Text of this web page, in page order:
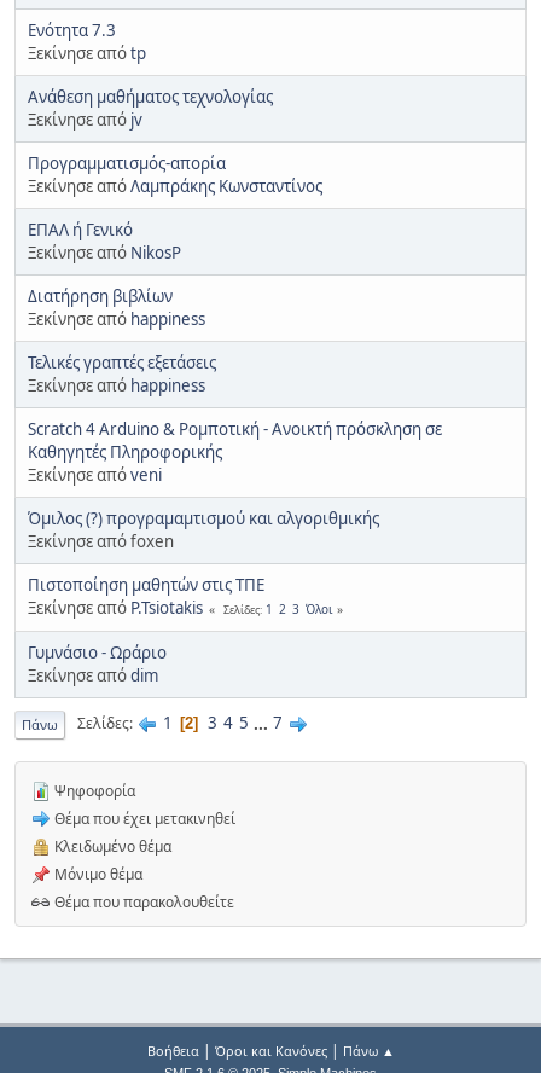
Ενότητα 7.3
Ξεκίνησε απόtp
Ανάθεση μαθήματος τεχνολογίας
Ξεκίνησε από jv
Προγραμματισμός-απορία
Ξεκίνησε απόΛαμπράκης Κωνσταντίνος
ΕΠΑΛ ή Γενικό
Ξεκίνησε από NikosP
Διατήρηση βιβλίων
Ξεκίνησε από happiness
Τελικές γραπτές εξετάσεις
Ξεκίνησε από happiness
Scratch 4 Arduino & Ρομποτική - Ανοικτή πρόσκληση σε
Καθηγητές Πληροφορικής
Ξεκίνησε απόveni
Όμιλος (?) προγραμαμτισμού και αλγοριθμικής
Ξεκίνησε από foxen
Πιστοποίηση μαθητών στις ΤΠΕ
Ξεκίνησε από P.Tsiotakis Σελίδες 1 2 3 Όλοι
Γυμνάσιο - Ωράριο
Ξεκίνησε απόdim
Πάνω Σελίδες 1 2 3 4 5 ... 7
Ψηφοφορία
Θέμα που έχει μετακινηθεί
Κλειδωμένο θέμα
Μόνιμο θέμα
Θέμα που παρακολουθείτε
Βοήθεια| Όροι και Κανόνες| Πάνω ▲